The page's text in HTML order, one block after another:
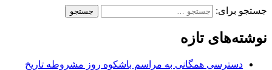
جستجو برای:
نوشته‌های تازه
دسترسی همگانی به مراسم باشکوه روز مشروطه تاریخ